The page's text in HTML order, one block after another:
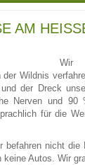
AM
Wir
der Wildnis
der Dreck
Nerven und 90
für die
befahren nicht die
keine Autos. Wir